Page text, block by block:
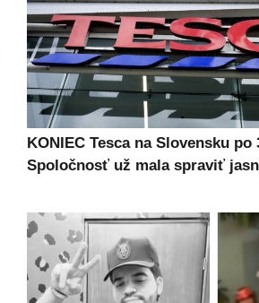
KONIEC Tesca na Slovensku po
Spoločnosť už mala spraviť